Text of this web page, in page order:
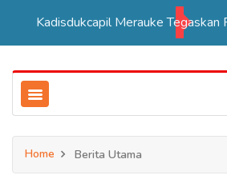
Home Berita Utama